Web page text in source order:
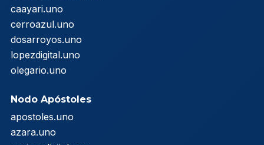
caayari.uno
cerroazul.uno
dosarroyos.uno
lopezdigital.uno
olegario.uno
Nodo Apóstoles
apostoles.uno
azara.uno